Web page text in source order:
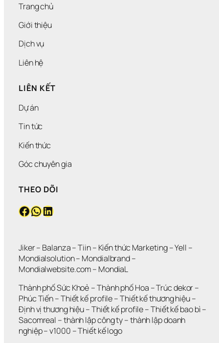
Trang chủ
Giới thiệu
Dịch vụ
Liên hệ
LIÊN KẾT
Dự án
Tin tức
Kiến thức
Góc chuyên gia
THEO DÕI
Facebook WhatsApp LinkedIn
Jiker – Balanza – Tiin – Kiến thức Marketing – Yell
Mondialsolution – Mondialbrand
Mondialwebsite.com – MondiaL
Thành phố Sức Khoẻ – Thành phố Hoa – Trúc dekor
Phúc Tiến – Thiết kế profile – Thiết kế thương hiệu
Định vị thương hiệu – Thiết kế profile – Thiết kế bao bì
Sacomreal – thành lập công ty – thành lập doanh
nghiệp – v1000 – Thiết kế logo